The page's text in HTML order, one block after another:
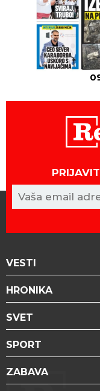
VESTI
HRONIKA
SVET
SPORT
ZABAVA